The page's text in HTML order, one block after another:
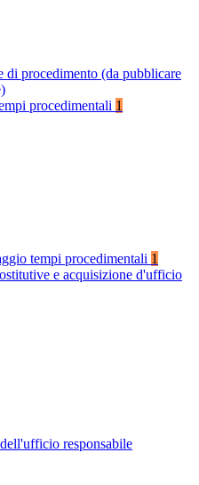
di procedimento (da pubblicare
procedimentali 1
tempi procedimentali 1
e acquisizione d'ufficio
responsabile